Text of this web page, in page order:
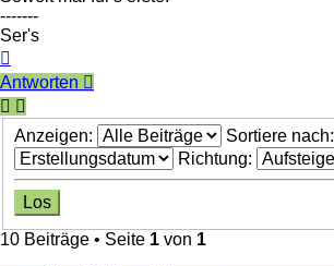
-------
Ser's
oben
Antworten
Anzeigen:
Sortiere nach:
Richtung:
10 Beiträge • Seite 1 von 1